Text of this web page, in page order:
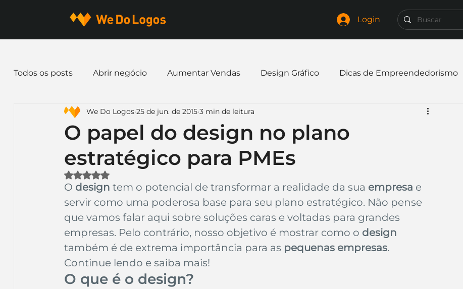
Login
Todos os posts Abrir negócio Aumentar Vendas Design Gráfico Dicas de Empreendedorismo
Dicas de Marketing Email marketing Expandir negócio
Identidade Visual Marca Nome para Empresa Logo
Logotipo
Inteligência Artificial Embalagens nome de empresa Branding
O papel do design no plano
estratégico para PMEs
We Do Logos 25 de jun. de 2015 3 min de leitura
Avaliado com NaN de 5 estrelas.
O design tem o potencial de transformar a realidade da sua empresa e
servir como uma poderosa base para seu plano estratégico. Não pense
que vamos falar aqui sobre soluções caras e voltadas para grandes
empresas. Pelo contrário, nosso objetivo é mostrar como o design
também é de extrema importância para as pequenas empresas.
Continue lendo e saiba mais!
O que é o design?